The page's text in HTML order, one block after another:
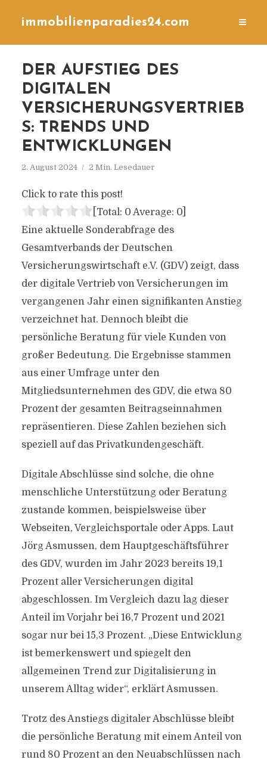
immobilienparadies24.com
DER AUFSTIEG DES
DIGITALEN
VERSICHERUNGSVERTRIEB
S: TRENDS UND
ENTWICKLUNGEN
2. August 2024 2 Min. Lesedauer
Click to rate this post!
[Total: 0 Average: 0]
Eine aktuelle Sonderabfrage des
Gesamtverbands der Deutschen
Versicherungswirtschaft e.V. (GDV) zeigt, dass
der digitale Vertrieb von Versicherungen im
vergangenen Jahr einen signifikanten Anstieg
verzeichnet hat. Dennoch bleibt die
persönliche Beratung für viele Kunden von
großer Bedeutung. Die Ergebnisse stammen
aus einer Umfrage unter den
Mitgliedsunternehmen des GDV, die etwa 80
Prozent der gesamten Beitragseinnahmen
repräsentieren. Diese Zahlen beziehen sich
speziell auf das Privatkundengeschäft.
Digitale Abschlüsse sind solche, die ohne
menschliche Unterstützung oder Beratung
zustande kommen, beispielsweise über
Webseiten, Vergleichsportale oder Apps. Laut
Jörg Asmussen, dem Hauptgeschäftsführer
des GDV, wurden im Jahr 2023 bereits 19,1
Prozent aller Versicherungen digital
abgeschlossen. Im Vergleich dazu lag dieser
Anteil im Vorjahr bei 16,7 Prozent und 2021
sogar nur bei 15,3 Prozent. „Diese Entwicklung
ist bemerkenswert und spiegelt den
allgemeinen Trend zur Digitalisierung in
unserem Alltag wider“, erklärt Asmussen.
Trotz des Anstiegs digitaler Abschlüsse bleibt
die persönliche Beratung mit einem Anteil von
rund 80 Prozent an den Neuabschlüssen nach